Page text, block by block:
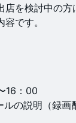
店を検討中の
です。
16：00
の説明（録